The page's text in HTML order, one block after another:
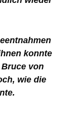
konnte
von
wie die